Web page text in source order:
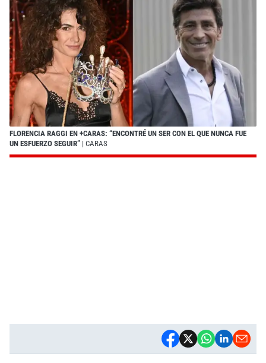
FLORENCIA RAGGI EN +CARAS: “ENCONTRÉ UN SER CON EL QUE NUNCA FUE
UN ESFUERZO SEGUIR” | CARAS